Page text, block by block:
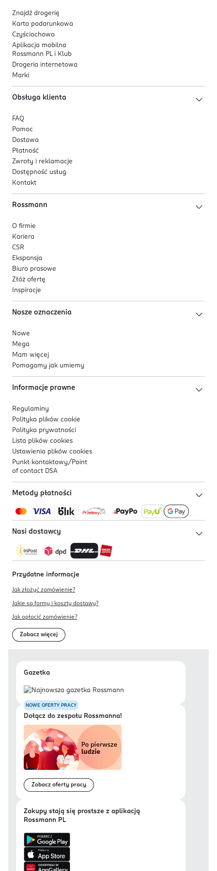
Znajdź drogerię
Karta podarunkowa
Czyściochowo
Aplikacja mobilna
Rossmann PL i Klub
Drogeria internetowa
Marki
Obsługa klienta
FAQ
Pomoc
Dostawa
Płatność
Zwroty i reklamacje
Dostępność usług
Kontakt
Rossmann
O firmie
Kariera
CSR
Ekspansja
Biuro prasowe
Złóż ofertę
Inspiracje
Nasze oznaczenia
Nowe
Mega
Mam więcej
Pomagamy jak umiemy
Informacje prawne
Regulaminy
Polityka plików cookie
Polityka prywatności
Lista plików cookies
Ustawienia plików cookies
Punkt kontaktowy/ Point
of contact DSA
Metody płatności
Nasi dostawcy
Przydatne informacje
Jak złożyć zamówienie?
Jakie są formy i koszty dostawy?
Jak opłacić zamówienie?
Zobacz więcej
Gazetka
NOWE OFERTY PRACY
Dołącz do zespołu Rossmanna!
Zobacz oferty pracy
Zakupy stają się prostsze z aplikacją
Rossmann PL